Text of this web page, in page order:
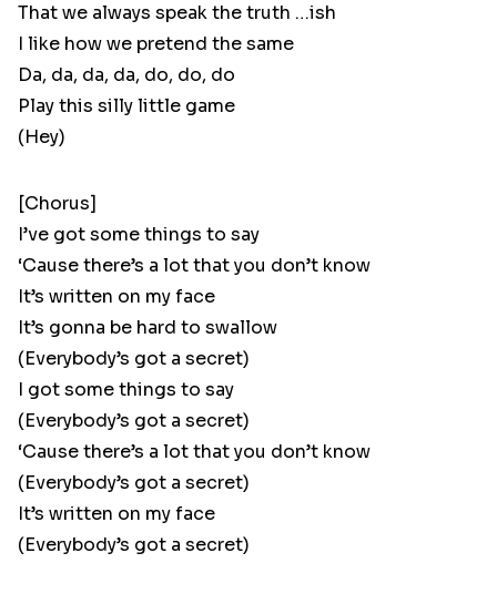
That we always speak the truth …ish
I like how we pretend the same
Da, da, da, da, do, do, do
Play this silly little game
(Hey)
[Chorus]
I’ve got some things to say
‘Cause there’s a lot that you don’t know
It’s written on my face
It’s gonna be hard to swallow
(Everybody’s got a secret)
I got some things to say
(Everybody’s got a secret)
‘Cause there’s a lot that you don’t know
(Everybody’s got a secret)
It’s written on my face
(Everybody’s got a secret)